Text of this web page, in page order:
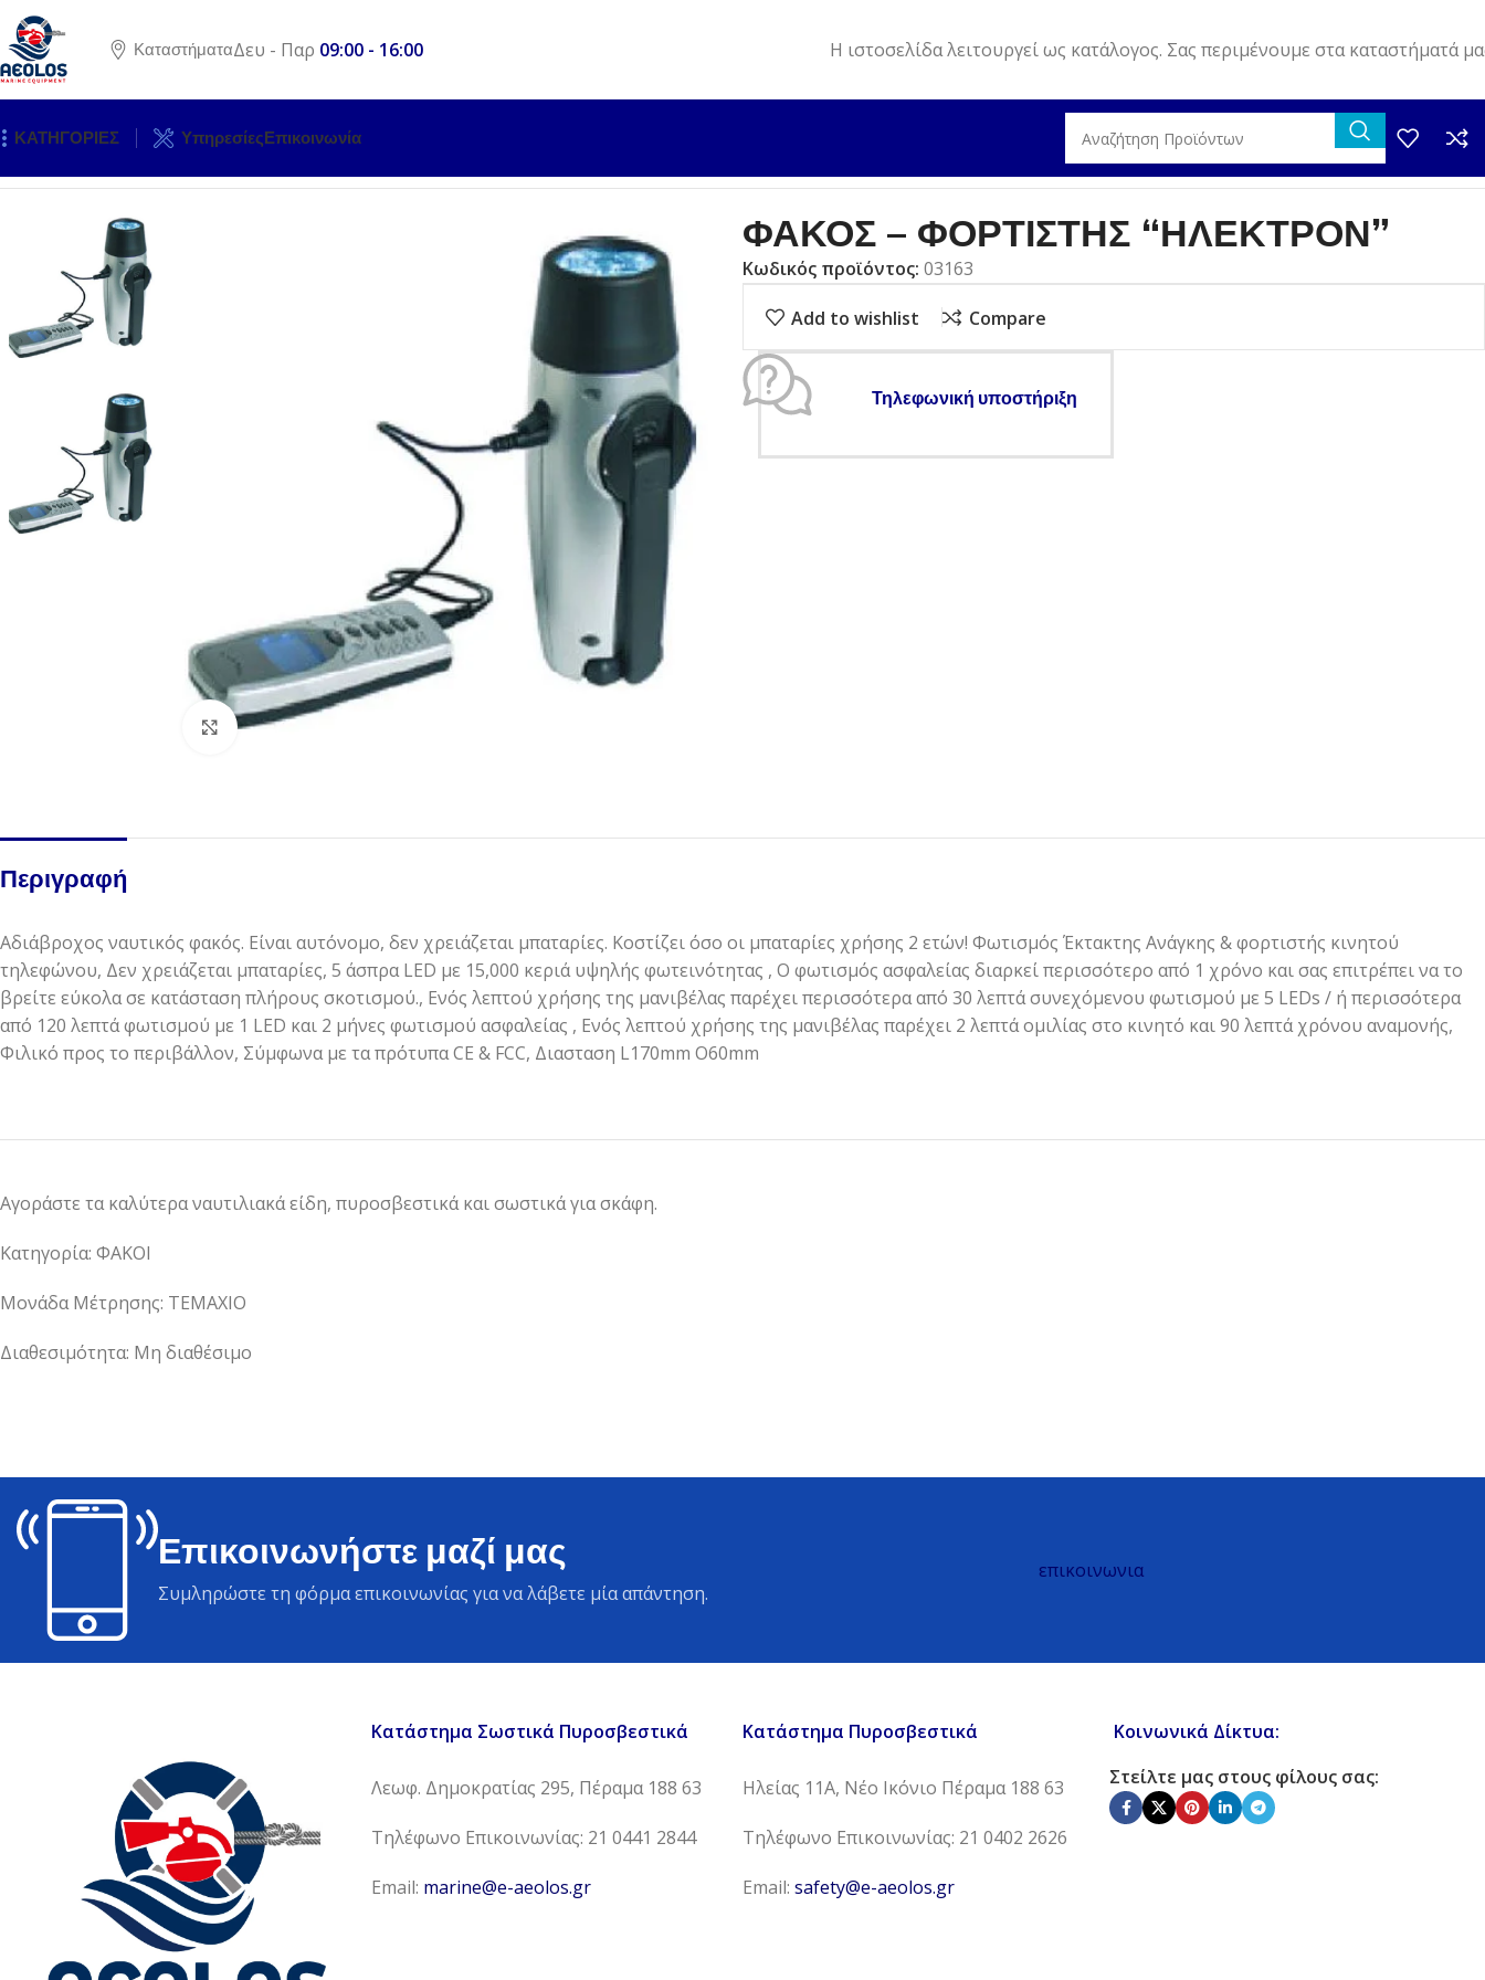
ΚαταστήματαΔευ - Παρ 09:00 - 16:00 Η ιστοσελίδα λειτουργεί ως κατάλογος. Σας περιμένουμε στα καταστήματά
ΚΑΤΗΓΟΡΙΕΣ ΥπηρεσίεςΕπικοινωνία
Click to enlarge
ΦΑΚΟΣ – ΦΟΡΤΙΣΤΗΣ “ΗΛΕΚΤΡΟΝ”
Κωδικός προϊόντος: 03163
Add to wishlist Compare
Τηλεφωνική υποστήριξη
Περιγραφή
Αδιάβροχος ναυτικός φακός. Είναι αυτόνομο, δεν χρειάζεται μπαταρίες. Κοστίζει όσο οι μπαταρίες χρήσης 2 ετών! Φωτισμός Έκτακτης Ανάγκης & φορτιστής κινητού
τηλεφώνου, Δεν χρειάζεται μπαταρίες, 5 άσπρα LED με 15,000 κεριά υψηλής φωτεινότητας , Ο φωτισμός ασφαλείας διαρκεί περισσότερο από 1 χρόνο και σας επιτρέπει να το
βρείτε εύκολα σε κατάσταση πλήρους σκοτισμού., Ενός λεπτού χρήσης της μανιβέλας παρέχει περισσότερα από 30 λεπτά συνεχόμενου φωτισμού με 5 LEDs / ή περισσότερα
από 120 λεπτά φωτισμού με 1 LED και 2 μήνες φωτισμού ασφαλείας , Ενός λεπτού χρήσης της μανιβέλας παρέχει 2 λεπτά ομιλίας στο κινητό και 90 λεπτά χρόνου αναμονής,
Φιλικό προς το περιβάλλον, Σύμφωνα με τα πρότυπα CE & FCC, Διασταση L170mm O60mm
Αγοράστε τα καλύτερα ναυτιλιακά είδη, πυροσβεστικά και σωστικά για σκάφη.
Κατηγορία: ΦΑΚΟΙ
Μονάδα Μέτρησης: ΤΕΜΑΧΙΟ
Διαθεσιμότητα: Μη διαθέσιμο
Επικοινωνήστε μαζί μας
Συμληρώστε τη φόρμα επικοινωνίας για να λάβετε μία απάντηση.
επικοινωνια
Κατάστημα Σωστικά Πυροσβεστικά
Λεωφ. Δημοκρατίας 295, Πέραμα 188 63
Τηλέφωνο Επικοινωνίας: 21 0441 2844
Email: marine@e-aeolos.gr
Κατάστημα Πυροσβεστικά
Ηλείας 11Α, Νέο Ικόνιο Πέραμα 188 63
Τηλέφωνο Επικοινωνίας: 21 0402 2626
Email: safety@e-aeolos.gr
Κοινωνικά Δίκτυα:
Στείλτε μας στους φίλους σας: